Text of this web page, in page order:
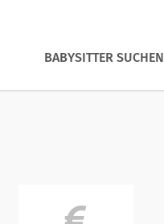
BABYSITTER SUCHEN